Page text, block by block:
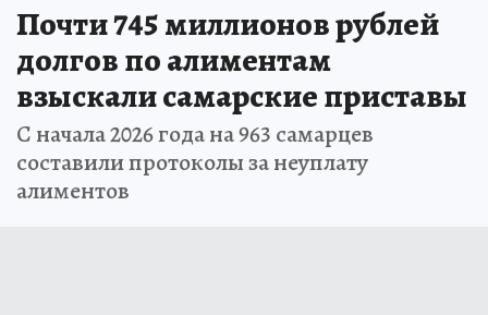
Почти 745 миллионов рублей
долгов по алиментам
взыскали самарские приставы
С начала 2026 года на 963 самарцев
составили протоколы за неуплату
алиментов